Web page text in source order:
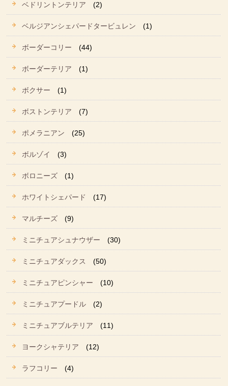
ベドリントンテリア (2)
ベルジアンシェパードタービュレン (1)
ボーダーコリー (44)
ボーダーテリア (1)
ボクサー (1)
ボストンテリア (7)
ポメラニアン (25)
ボルゾイ (3)
ボロニーズ (1)
ホワイトシェパード (17)
マルチーズ (9)
ミニチュアシュナウザー (30)
ミニチュアダックス (50)
ミニチュアピンシャー (10)
ミニチュアプードル (2)
ミニチュアブルテリア (11)
ヨークシャテリア (12)
ラフコリー (4)